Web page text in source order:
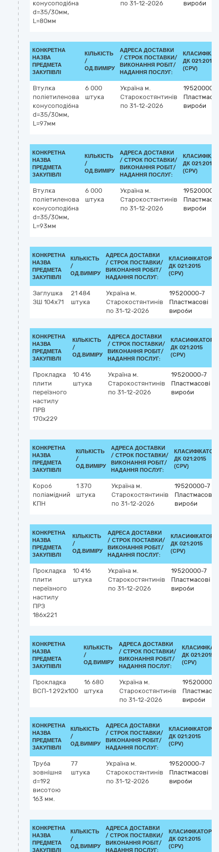
конусоподібна
d=35/30мм,
L=80мм
по 31-12-2026
вироби
КОНКРЕТНА
НАЗВА
ПРЕДМЕТА
ЗАКУПІВЛІ
КІЛЬКІСТЬ
/
ОД.ВИМІРУ
АДРЕСА ДОСТАВКИ
/ СТРОК ПОСТАВКИ/
ВИКОНАННЯ РОБІТ/
НАДАННЯ ПОСЛУГ:
ДК 021:2015
(CPV)
Втулка
поліетиленова
конусоподібна
d=35/30мм,
L=97мм
6 000
штука
Україна м.
Старокостянтинів
по 31-12-2026
19520000-7
вироби
КОНКРЕТНА
НАЗВА
ПРЕДМЕТА
ЗАКУПІВЛІ
КІЛЬКІСТЬ
/
ОД.ВИМІРУ
АДРЕСА ДОСТАВКИ
/ СТРОК ПОСТАВКИ/
ВИКОНАННЯ РОБІТ/
НАДАННЯ ПОСЛУГ:
ДК 021:2015
(CPV)
Втулка
поліетиленова
конусоподібна
d=35/30мм,
L=93мм
6 000
штука
Україна м.
Старокостянтинів
по 31-12-2026
19520000-7
вироби
КОНКРЕТНА
НАЗВА
ПРЕДМЕТА
ЗАКУПІВЛІ
КІЛЬКІСТЬ
/
ОД.ВИМІРУ
АДРЕСА ДОСТАВКИ
/ СТРОК ПОСТАВКИ/
ВИКОНАННЯ РОБІТ/
НАДАННЯ ПОСЛУГ:
КЛАСИФІКАТОР
ДК 021:2015
(CPV)
Заглушка
ЗШ 104х71
21 484
штука
Україна м.
Старокостянтинів
по 31-12-2026
19520000-7
Пластмасові
вироби
КОНКРЕТНА
НАЗВА
ПРЕДМЕТА
ЗАКУПІВЛІ
КІЛЬКІСТЬ
/
ОД.ВИМІРУ
АДРЕСА ДОСТАВКИ
/ СТРОК ПОСТАВКИ/
ВИКОНАННЯ РОБІТ/
НАДАННЯ ПОСЛУГ:
КЛАСИФІКАТОР
ДК 021:2015
(CPV)
Прокладка
плити
переїзного
настилу
ПРВ
170х229
10 416
штука
Україна м.
Старокостянтинів
по 31-12-2026
19520000-7
Пластмасові
вироби
КОНКРЕТНА
НАЗВА
ПРЕДМЕТА
ЗАКУПІВЛІ
КІЛЬКІСТЬ
/
ОД.ВИМІРУ
АДРЕСА ДОСТАВКИ
/ СТРОК ПОСТАВКИ/
ВИКОНАННЯ РОБІТ/
НАДАННЯ ПОСЛУГ:
КЛАСИФІКАТОР
ДК 021:2015
(CPV)
Короб
поліамідний
КПН
1 370
штука
Україна м.
Старокостянтинів
по 31-12-2026
19520000-7
Пластмасові
вироби
КОНКРЕТНА
НАЗВА
ПРЕДМЕТА
ЗАКУПІВЛІ
КІЛЬКІСТЬ
/
ОД.ВИМІРУ
АДРЕСА ДОСТАВКИ
/ СТРОК ПОСТАВКИ/
ВИКОНАННЯ РОБІТ/
НАДАННЯ ПОСЛУГ:
КЛАСИФІКАТОР
ДК 021:2015
(CPV)
Прокладка
плити
переїзного
настилу
ПРЗ
186х221
10 416
штука
Україна м.
Старокостянтинів
по 31-12-2026
19520000-7
Пластмасові
вироби
КОНКРЕТНА
НАЗВА
ПРЕДМЕТА
ЗАКУПІВЛІ
КІЛЬКІСТЬ
/
ОД.ВИМІРУ
АДРЕСА ДОСТАВКИ
/ СТРОК ПОСТАВКИ/
ВИКОНАННЯ РОБІТ/
НАДАННЯ ПОСЛУГ:
ДК 021:2015
(CPV)
Прокладка
ВСП-1 292х100
16 680
штука
Україна м.
Старокостянтинів
по 31-12-2026
19520000-7
вироби
КОНКРЕТНА
НАЗВА
ПРЕДМЕТА
ЗАКУПІВЛІ
КІЛЬКІСТЬ
/
ОД.ВИМІРУ
АДРЕСА ДОСТАВКИ
/ СТРОК ПОСТАВКИ/
ВИКОНАННЯ РОБІТ/
НАДАННЯ ПОСЛУГ:
КЛАСИФІКАТОР
ДК 021:2015
(CPV)
Труба
зовнішня
d=192
висотою
163 мм.
77
штука
Україна м.
Старокостянтинів
по 31-12-2026
19520000-7
Пластмасові
вироби
КОНКРЕТНА
НАЗВА
ПРЕДМЕТА
ЗАКУПІВЛІ
КІЛЬКІСТЬ
/
ОД.ВИМІРУ
АДРЕСА ДОСТАВКИ
/ СТРОК ПОСТАВКИ/
ВИКОНАННЯ РОБІТ/
НАДАННЯ ПОСЛУГ:
КЛАСИФІКАТОР
ДК 021:2015
(CPV)